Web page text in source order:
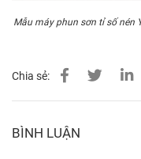
Mẫu máy phun sơn tỉ số nén
Chia sẻ:
BÌNH LUẬN